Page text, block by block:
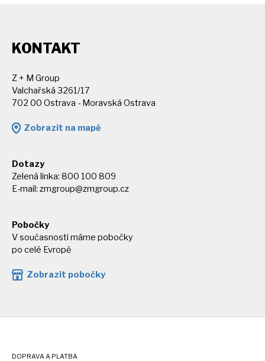
KONTAKT
Z + M Group
Valchařská 3261/17
702 00 Ostrava - Moravská Ostrava
Zobrazit na mapě
Dotazy
Zelená linka: 800 100 809
E-mail: zmgroup@zmgroup.cz
Pobočky
V současnosti máme pobočky
po celé Evropě
Zobrazit pobočky
DOPRAVA A PLATBA